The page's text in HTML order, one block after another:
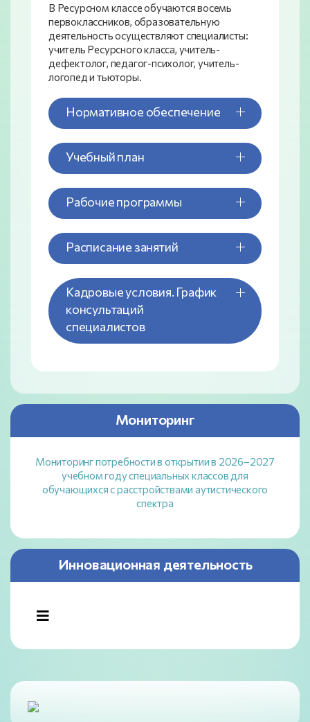
В Ресурсном классе обучаются восемь
первоклассников, образовательную
деятельность осуществляют специалисты:
учитель Ресурсного класса, учитель-
дефектолог, педагог-психолог, учитель-
логопед и тьюторы.
Нормативное обеспечение
Учебный план
Рабочие программы
Расписание занятий
Кадровые условия. График
консультаций
специалистов
Мониторинг
Мониторинг потребности в открытии в 2026–2027
учебном году специальных классов для
обучающихся с расстройствами аутистического
спектра
Инновационная деятельность